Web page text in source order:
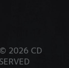
© 2026 CD